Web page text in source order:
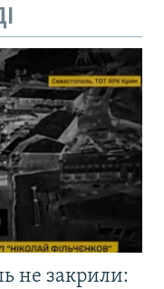
не закрили: